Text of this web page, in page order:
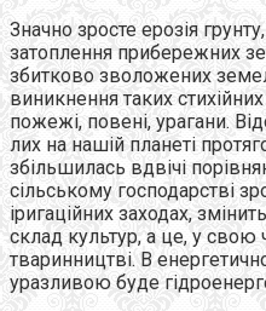
Значно зросте ерозія
затоплення прибережних
збитково зволожених
виникнення таких
пожежі, повені, урагани.
лих на нашій планеті
збільшилась вдвічі
сільському господарстві
іригаційних заходах,
склад культур, а це, у свою
тваринництві. В
уразливою буде